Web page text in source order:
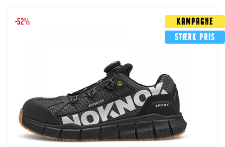
Kampagne
Stærk pris
-52%